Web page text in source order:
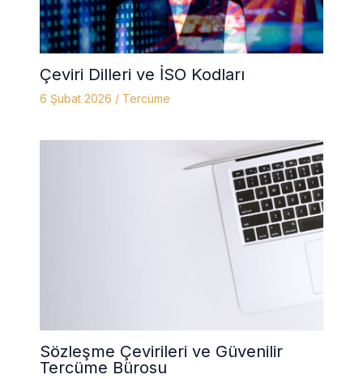
Çeviri Dilleri ve İSO Kodları
6 Şubat 2026 / Tercüme
Sözleşme Çevirileri ve Güvenilir
Tercüme Bürosu